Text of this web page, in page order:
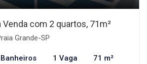
com 2 quartos, 71m²
Grande-SP
1 Vaga 71 m²